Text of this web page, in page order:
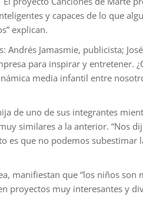
y capaces de lo que
explican.
Andrés Jamasmie, publicista;
para inspirar y entretener.
media infantil entre
de uno de sus integrantes
similares a la anterior. “Nos
es que no podemos
manifiestan que “los niños
proyectos muy interesantes y